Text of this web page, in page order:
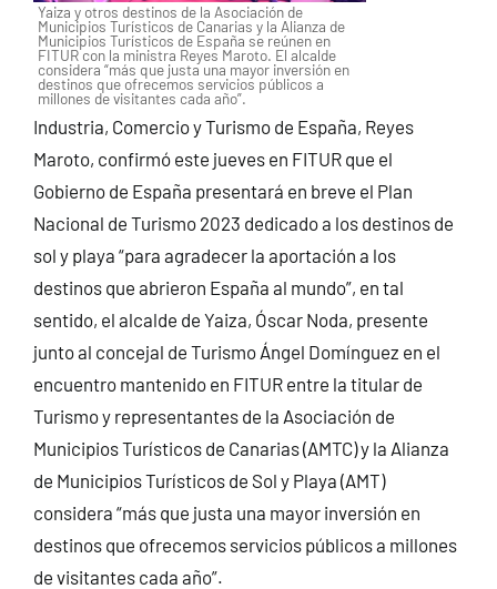
Yaiza y otros destinos de la Asociación de
Municipios Turísticos de Canarias y la Alianza de
Municipios Turísticos de España se reúnen en
FITUR con la ministra Reyes Maroto. El alcalde
considera “más que justa una mayor inversión en
destinos que ofrecemos servicios públicos a
millones de visitantes cada año”.
Industria, Comercio y Turismo de España, Reyes
Maroto, confirmó este jueves en FITUR que el
Gobierno de España presentará en breve el Plan
Nacional de Turismo 2023 dedicado a los destinos de
sol y playa “para agradecer la aportación a los
destinos que abrieron España al mundo”, en tal
sentido, el alcalde de Yaiza, Óscar Noda, presente
junto al concejal de Turismo Ángel Domínguez en el
encuentro mantenido en FITUR entre la titular de
Turismo y representantes de la Asociación de
Municipios Turísticos de Canarias (AMTC) y la Alianza
de Municipios Turísticos de Sol y Playa (AMT)
considera “más que justa una mayor inversión en
destinos que ofrecemos servicios públicos a millones
de visitantes cada año”.